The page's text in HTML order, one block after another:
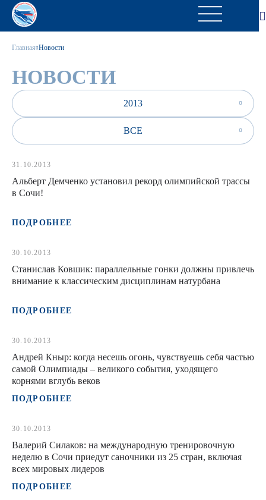
Главная Новости
НОВОСТИ
2013
ВСЕ
31.10.2013
Альберт Демченко установил рекорд олимпийской трассы
в Сочи!
ПОДРОБНЕЕ
30.10.2013
Станислав Ковшик: параллельные гонки должны привлечь
внимание к классическим дисциплинам натурбана
ПОДРОБНЕЕ
30.10.2013
Андрей Кныр: когда несешь огонь, чувствуешь себя частью
самой Олимпиады – великого события, уходящего
корнями вглубь веков
ПОДРОБНЕЕ
30.10.2013
Валерий Силаков: на международную тренировочную
неделю в Сочи приедут саночники из 25 стран, включая
всех мировых лидеров
ПОДРОБНЕЕ